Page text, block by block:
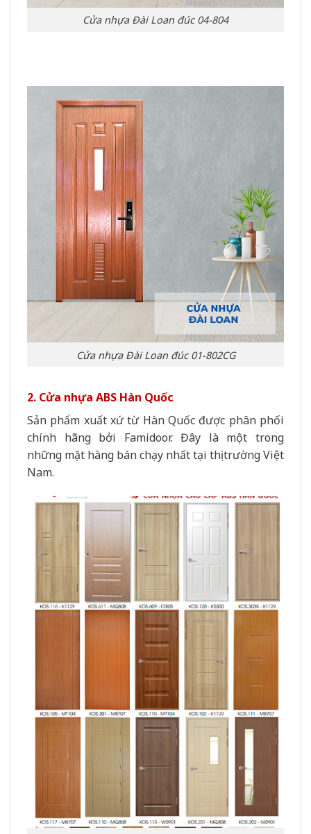
Cửa nhựa Đài Loan đúc 04-804
Cửa nhựa Đài Loan đúc 01-802CG
2. Cửa nhựa ABS Hàn Quốc
Sản phẩm xuất xứ từ Hàn Quốc được phân phối
chính hãng bởi Famidoor. Đây là một trong
những mặt hàng bán chạy nhất tại thị trường Việt
Nam.